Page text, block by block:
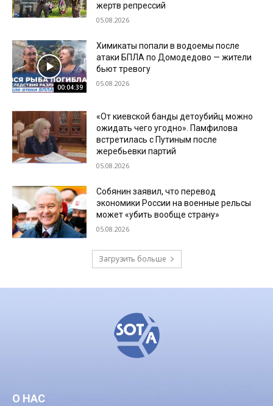
жертв репрессий
05.08.2026
00:04:39
Химикаты попали в водоемы после
атаки БПЛА по Домодедово — жители
бьют тревогу
05.08.2026
«От киевской банды детоубийц можно
ожидать чего угодно». Памфилова
встретилась с Путиным после
жеребьевки партий
05.08.2026
Собянин заявил, что перевод
экономики России на военные рельсы
может «убить вообще страну»
05.08.2026
Загрузить больше
О НАС